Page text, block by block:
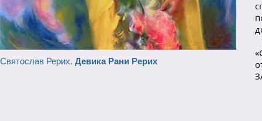
Святослав Рерих. Девика Рани Рерих